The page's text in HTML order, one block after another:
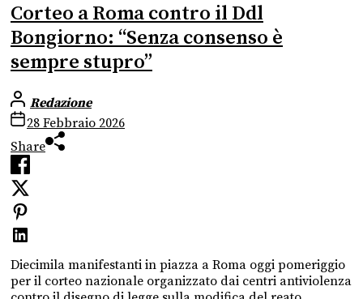
Corteo a Roma contro il Ddl
Bongiorno: “Senza consenso è
sempre stupro”
Redazione
28 Febbraio 2026
Share
Diecimila manifestanti in piazza a Roma oggi pomeriggio
per il corteo nazionale organizzato dai centri antiviolenza